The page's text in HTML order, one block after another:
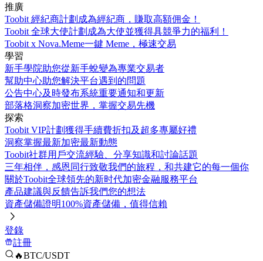
推廣
Toobit 經紀商計劃 成為經紀商，賺取高額佣金！
Toobit 全球大使計劃 成為大使並獲得具競爭力的福利！
Toobit x Nova.Meme一鍵 Meme，極速交易
學習
新手學院助您從新手蛻變為專業交易者
幫助中心助您解決平台遇到的問題
公告中心及時發布系統重要通知和更新
部落格洞察加密世界，掌握交易先機
探索
Toobit VIP計劃獲得手續費折扣及超多專屬好禮
洞察掌握最新加密最新動態
Toobit社群用戶交流經驗、分享知識和討論話題
三年相伴，感恩同行致敬我們的旅程，和共建它的每一個你
關於Toobit全球領先的新时代加密金融服務平台
產品建議與反饋告訴我們您的想法
資產儲備證明100%資產儲備，值得信賴
登錄
註冊
🔥BTC/USDT